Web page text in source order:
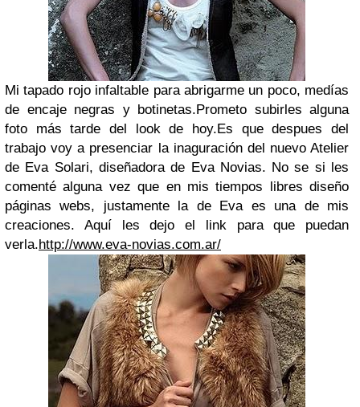
Mi tapado rojo infaltable para abrigarme un poco, medías
de encaje negras y botinetas.Prometo subirles alguna
foto más tarde del look de hoy.Es que despues del
trabajo voy a presenciar la inaguración del nuevo Atelier
de Eva Solari, diseñadora de Eva Novias. No se si les
comenté alguna vez que en mis tiempos libres diseño
páginas webs, justamente la de Eva es una de mis
creaciones. Aquí les dejo el link para que puedan
verla.http://www.eva-novias.com.ar/